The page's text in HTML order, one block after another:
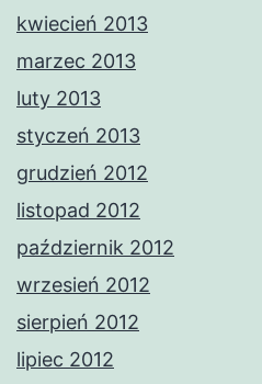
kwiecień 2013
marzec 2013
luty 2013
styczeń 2013
grudzień 2012
listopad 2012
październik 2012
wrzesień 2012
sierpień 2012
lipiec 2012